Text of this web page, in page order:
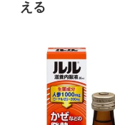
える